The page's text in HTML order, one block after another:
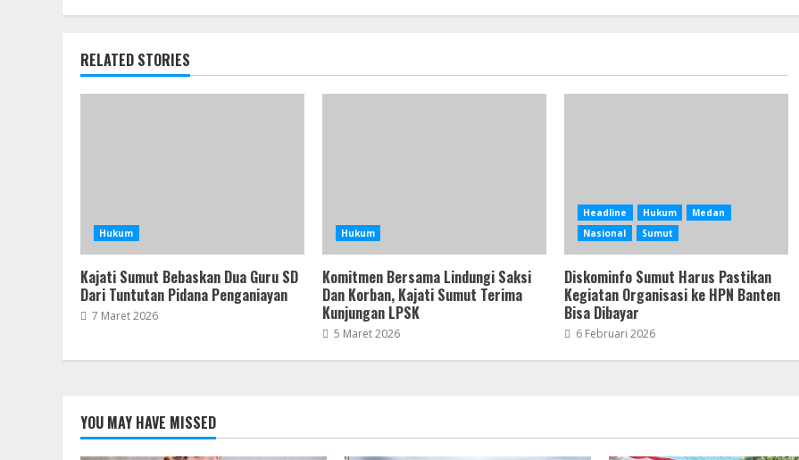
RELATED STORIES
Hukum
Kajati Sumut Bebaskan Dua Guru SD
Dari Tuntutan Pidana Penganiayan
7 Maret 2026
Hukum
Komitmen Bersama Lindungi Saksi
Dan Korban, Kajati Sumut Terima
Kunjungan LPSK
5 Maret 2026
Headline Hukum
Medan
Nasional
Sumut
Diskominfo Sumut Harus Pastikan
Kegiatan Organisasi ke HPN Banten
Bisa Dibayar
6 Februari 2026
YOU MAY HAVE MISSED